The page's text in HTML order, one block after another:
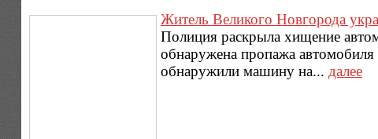
Житель Великого Новгорода
Полиция раскрыла хищение
обнаружена пропажа
обнаружили машину на... далее